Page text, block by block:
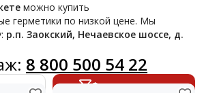
и дверей
можно купить
герметики по низкой цене. Мы
р.п. Заокский, Нечаевское шоссе, д.
8 800 500 54 22
Фильтр товаров